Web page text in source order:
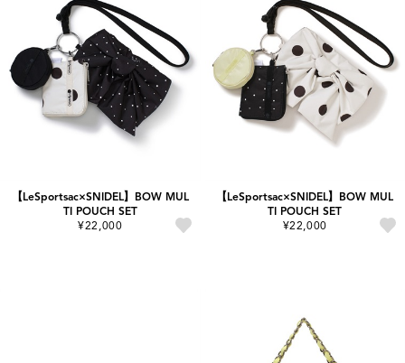
【LeSportsac×SNIDEL】BOW MUL
TI POUCH SET
¥22,000
【LeSportsac×SNIDEL】BOW MUL
TI POUCH SET
¥22,000